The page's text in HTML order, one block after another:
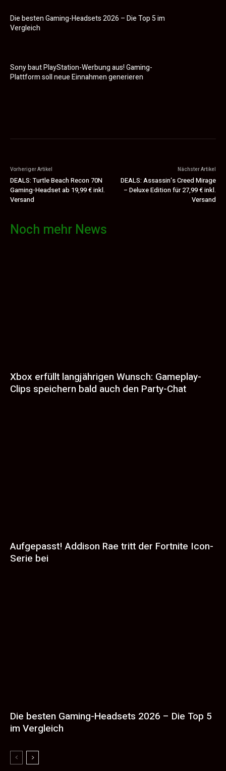
Die besten Gaming-Headsets 2026 – Die Top 5 im
Vergleich
Sony baut PlayStation-Werbung aus! Gaming-
Plattform soll neue Einnahmen generieren
Vorheriger Artikel
DEALS: Turtle Beach Recon 70N
Gaming-Headset ab 19,99 € inkl.
Versand
Nächster Artikel
DEALS: Assassin‘s Creed Mirage
– Deluxe Edition für 27,99 € inkl.
Versand
Noch mehr News
Xbox erfüllt langjährigen Wunsch: Gameplay-
Clips speichern bald auch den Party-Chat
Aufgepasst! Addison Rae tritt der Fortnite Icon-
Serie bei
Die besten Gaming-Headsets 2026 – Die Top 5
im Vergleich